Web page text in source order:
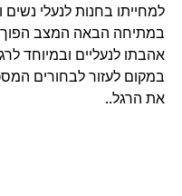
למחייתו בחנות לנעלי
במתיחה הבאה המצב הפוך
אהבתו לנעליים ובמיוחד
במקום לעזור לבחורים
את הרגל..